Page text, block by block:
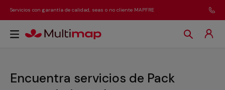
Servicios con garantía de calidad, seas o no cliente MAPFRE
Encuentra servicios de Pack